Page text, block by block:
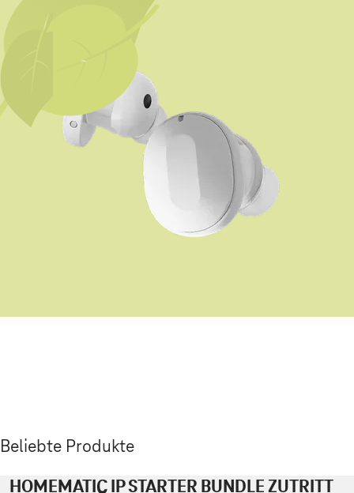
Beliebte Produkte
HOMEMATIC IP STARTER BUNDLE ZUTRITT